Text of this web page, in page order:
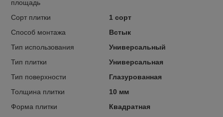
площадь
Сорт плитки
1 сорт
Способ монтажа
Встык
Тип использования
Универсальный
Тип плитки
Универсальная
Тип поверхности
Глазурованная
Толщина плитки
10 мм
Форма плитки
Квадратная